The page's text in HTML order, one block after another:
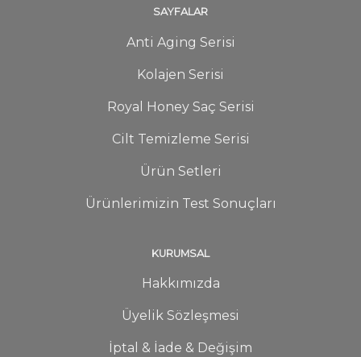
SAYFALAR
Anti Aging Serisi
Kolajen Serisi
Royal Honey Saç Serisi
Cilt Temizleme Serisi
Ürün Setleri
Ürünlerimizin Test Sonuçları
KURUMSAL
Hakkımızda
Üyelik Sözleşmesi
İptal & İade & Değişim